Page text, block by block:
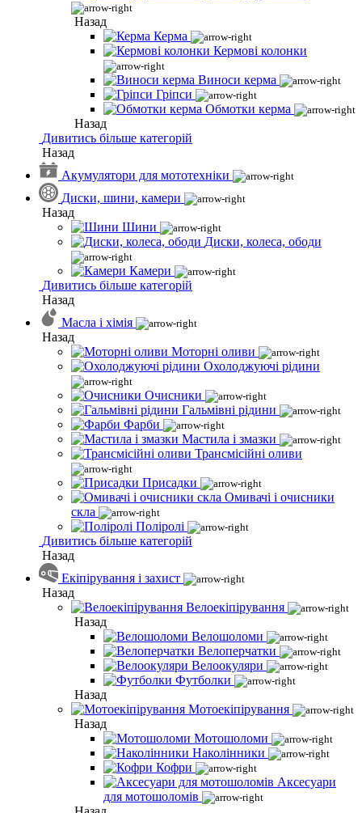
Назад
Керма
Кермові колонки
Виноси керма
Гріпси
Обмотки керма
Назад
Дивитись більше категорій
Назад
Акумулятори для мототехніки
Диски, шини, камери
Назад
Шини
Диски, колеса, ободи
Камери
Дивитись більше категорій
Назад
Масла і хімія
Назад
Моторні оливи
Охолоджуючі рідини
Очисники
Гальмівні рідини
Фарби
Мастила і змазки
Трансмісійні оливи
Присадки
Омивачі і очисники
скла
Поліролі
Дивитись більше категорій
Назад
Екіпірування і захист
Назад
Велоекіпірування
Назад
Велошоломи
Велоперчатки
Велоокуляри
Футболки
Назад
Мотоекіпірування
Назад
Мотошоломи
Наколінники
Кофри
Аксесуари
для мотошоломів